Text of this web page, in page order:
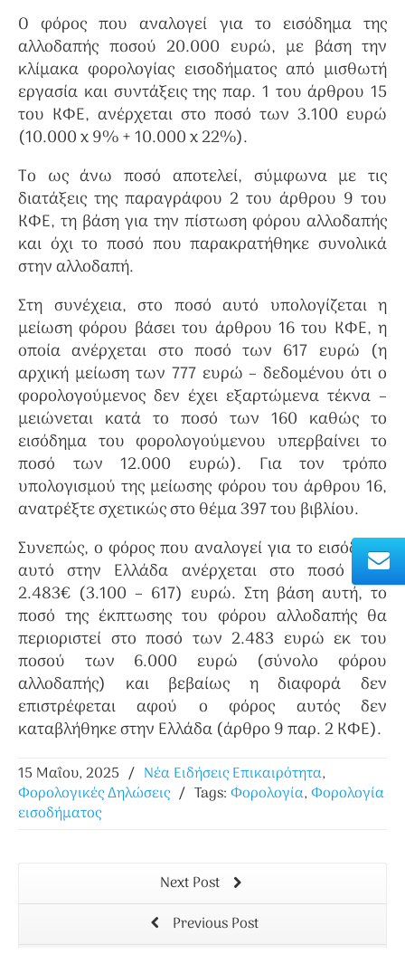
Ο φόρος που αναλογεί για το εισόδημα της
αλλοδαπής ποσού 20.000 ευρώ, με βάση την
κλίμακα φορολογίας εισοδήματος από μισθωτή
εργασία και συντάξεις της παρ. 1 του άρθρου 15
του ΚΦΕ, ανέρχεται στο ποσό των 3.100 ευρώ
(10.000 x 9% + 10.000 x 22%).
Το ως άνω ποσό αποτελεί, σύμφωνα με τις
διατάξεις της παραγράφου 2 του άρθρου 9 του
ΚΦΕ, τη βάση για την πίστωση φόρου αλλοδαπής
και όχι το ποσό που παρακρατήθηκε συνολικά
στην αλλοδαπή.
Στη συνέχεια, στο ποσό αυτό υπολογίζεται η
μείωση φόρου βάσει του άρθρου 16 του ΚΦΕ, η
οποία ανέρχεται στο ποσό των 617 ευρώ (η
αρχική μείωση των 777 ευρώ – δεδομένου ότι ο
φορολογούμενος δεν έχει εξαρτώμενα τέκνα –
μειώνεται κατά το ποσό των 160 καθώς το
εισόδημα του φορολογούμενου υπερβαίνει το
ποσό των 12.000 ευρώ). Για τον τρόπο
υπολογισμού της μείωσης φόρου του άρθρου 16,
ανατρέξτε σχετικώς στο θέμα 397 του βιβλίου.
Συνεπώς, ο φόρος που αναλογεί για το εισόδημα
αυτό στην Ελλάδα ανέρχεται στο ποσό των
2.483€ (3.100 – 617) ευρώ. Στη βάση αυτή, το
ποσό της έκπτωσης του φόρου αλλοδαπής θα
περιοριστεί στο ποσό των 2.483 ευρώ εκ του
ποσού των 6.000 ευρώ (σύνολο φόρου
αλλοδαπής) και βεβαίως η διαφορά δεν
επιστρέφεται αφού ο φόρος αυτός δεν
καταβλήθηκε στην Ελλάδα (άρθρο 9 παρ. 2 ΚΦΕ).
15 Μαΐου, 2025 / Νέα Ειδήσεις Επικαιρότητα,
Φορολογικές Δηλώσεις / Tags:Φορολογία,Φορολογία
εισοδήματος
Next Post
Previous Post